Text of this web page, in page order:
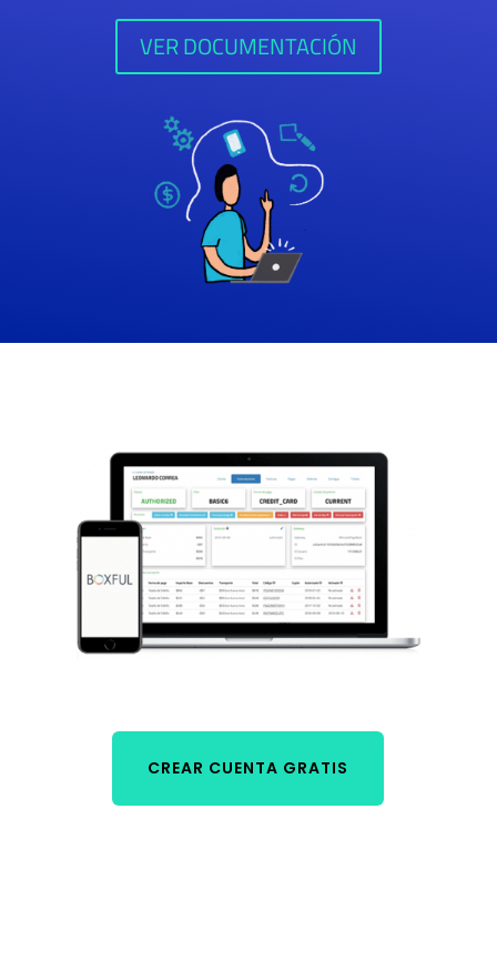
VER DOCUMENTACIÓN
CREAR CUENTA GRATIS